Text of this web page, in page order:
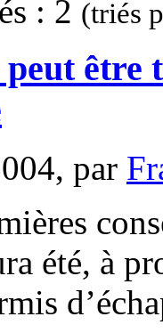
: 2 (triés
être
par
été, à